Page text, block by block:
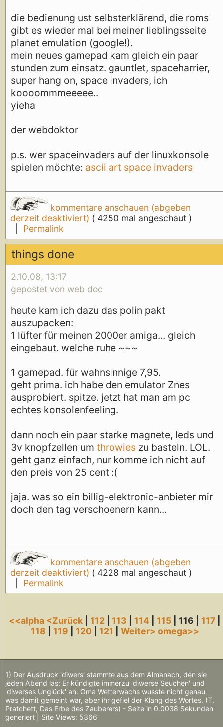
die bedienung ust selbsterklärend, die roms
gibt es wieder mal bei meiner lieblingsseite
planet emulation (google!).
mein neues gamepad kam gleich ein paar
stunden zum einsatz. gauntlet, spaceharrier,
super hang on, space invaders, ich
koooommmeeeee..
yieha
der webdoktor
p.s. wer spaceinvaders auf der linuxkonsole
spielen möchte: ascii art space invaders
kommentare anschauen (abgeben
derzeit deaktiviert) ( 4250 mal angeschaut )
Permalink
things done
2.10.08, 13:17
gepostet von web doc
heute kam ich dazu das polin pakt
auszupacken:
1 lüfter für meinen 2000er amiga... gleich
eingebaut. welche ruhe ~~~
1 gamepad. für wahnsinnige 7,95.
geht prima. ich habe den emulator Znes
ausprobiert. spitze. jetzt hat man am pc
echtes konsolenfeeling.
dann noch ein paar starke magnete, leds und
3v knopfzellen um throwies zu basteln. LOL.
geht ganz einfach, nur komme ich nicht auf
den preis von 25 cent :(
jaja. was so ein billig-elektronic-anbieter mir
doch den tag verschoenern kann...
kommentare anschauen (abgeben
derzeit deaktiviert) ( 4228 mal angeschaut )
Permalink
<<alpha <Zurück 112 113 114 115 | 116 | 117
118
119 120| 121 Weiter> omega>>
1) Der Ausdruck 'diwers' stammte aus dem Almanach, den sie
jeden Abend las: Er kündigte immerzu 'diwerse Seuchen' und
'diwerses Unglück' an. Oma Wetterwachs wusste nicht genau
was damit gemeint war, aber ihr gefiel der Klang des Wortes. (T.
Pratchett, Das Erbe des Zauberers) - Seite in 0.0038 Sekunden
generiert | Site Views: 5366